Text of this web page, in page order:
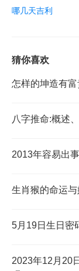
哪几天吉利
猜你喜欢
怎样的坤造有
八字推命:概述
2013年容易出
生肖猴的命运
5月19日生日密
2023年12月20